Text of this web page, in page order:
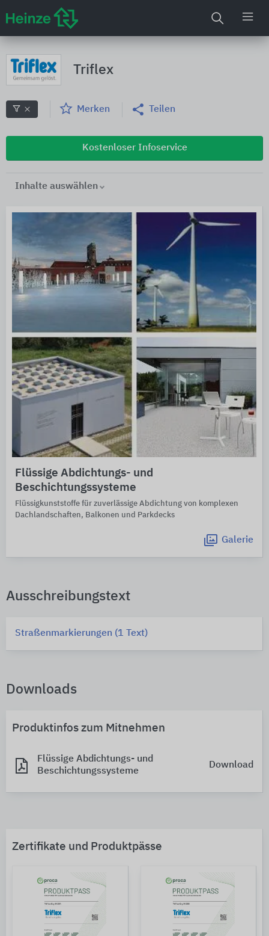
Triflex
Merken Teilen
Kostenloser Infoservice
Inhalte auswählen
Flüssige Abdichtungs- und
Beschichtungssysteme
Flüssigkunststoffe für zuverlässige Abdichtung von komplexen
Dachlandschaften, Balkonen und Parkdecks
Galerie
Ausschreibungstext
Straßenmarkierungen (1 Text)
Downloads
Produktinfos zum Mitnehmen
Flüssige Abdichtungs- und
Beschichtungssysteme
Download
Zertifikate und Produktpässe